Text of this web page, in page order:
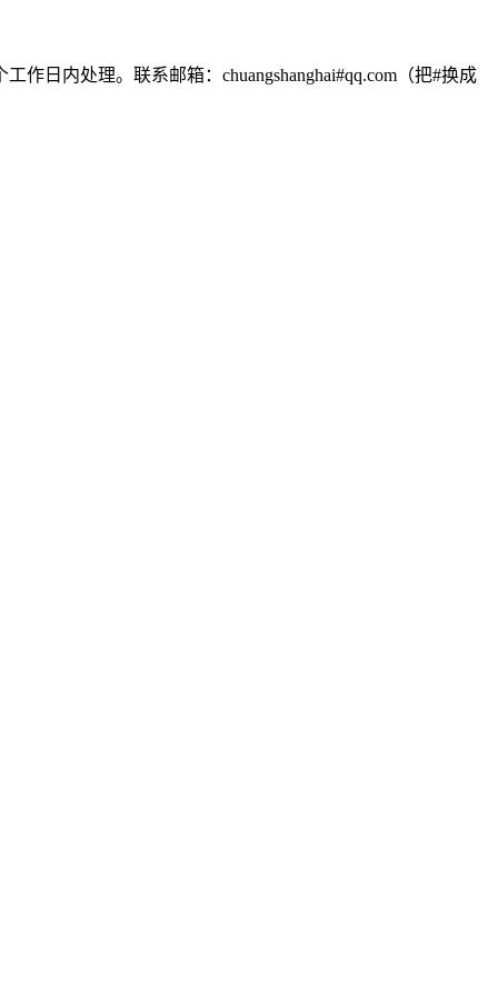
日内处理。联系邮箱：chuangshanghai#qq.com（把#换成